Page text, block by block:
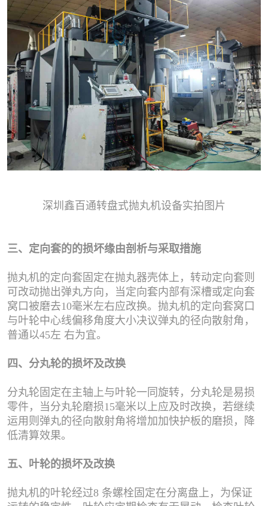
深圳鑫百通转盘式抛丸机设备实拍图片
三、定向套的的损坏缘由剖析与采取措施
抛丸机的定向套固定在抛丸器壳体上，转动定向套则
可改动抛出弹丸方向，当定向套内部有深槽或定向套
窝口被磨去10毫米左右应改换。抛丸机的定向套窝口
与叶轮中心线偏移角度大小决议弹丸的径向散射角，
普通以45左 右为宜。
四、分丸轮的损坏及改换
分丸轮固定在主轴上与叶轮一同旋转，分丸轮是易损
零件，当分丸轮磨损15毫米以上应及时改换，若继续
运用则弹丸的径向散射角将增加加快护板的磨损，降
低清算效果。
五、叶轮的损坏及改换
抛丸机的叶轮经过8 条螺栓固定在分离盘上，为保证